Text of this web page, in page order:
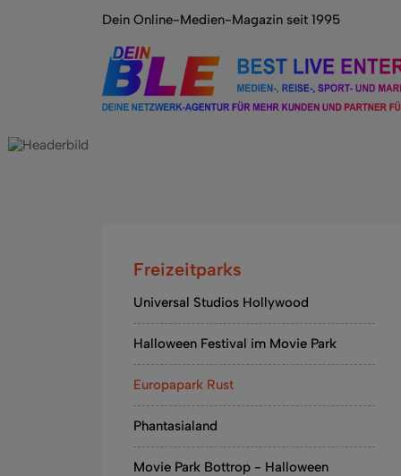
Dein Online-Medien-Magazin seit 1995
Freizeitparks
Universal Studios Hollywood
Halloween Festival im Movie Park
Europapark Rust
Phantasialand
Movie Park Bottrop - Halloween